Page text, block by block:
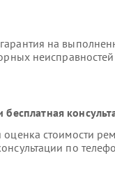
на
неисправностей
стоимости
по